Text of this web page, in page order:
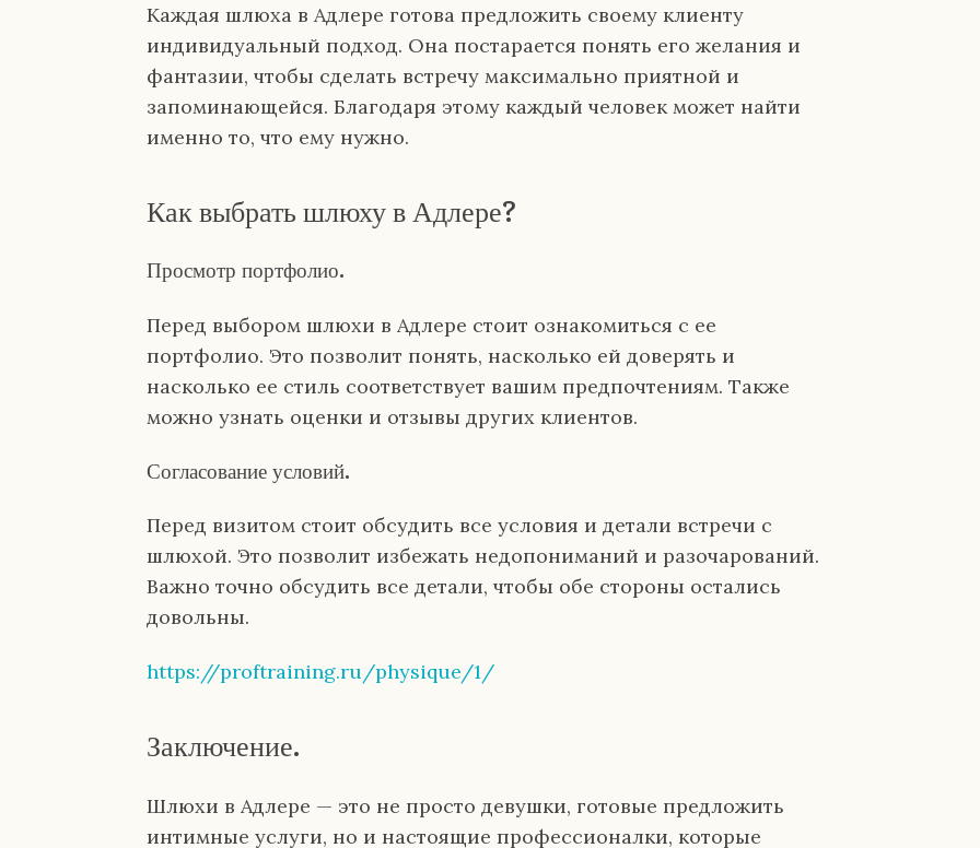
Каждая шлюха в Адлере готова предложить своему клиенту
индивидуальный подход. Она постарается понять его желания и
фантазии, чтобы сделать встречу максимально приятной и
запоминающейся. Благодаря этому каждый человек может найти
именно то, что ему нужно.
Как выбрать шлюху в Адлере?
Просмотр портфолио.
Перед выбором шлюхи в Адлере стоит ознакомиться с ее
портфолио. Это позволит понять, насколько ей доверять и
насколько ее стиль соответствует вашим предпочтениям. Также
можно узнать оценки и отзывы других клиентов.
Согласование условий.
Перед визитом стоит обсудить все условия и детали встречи с
шлюхой. Это позволит избежать недопониманий и разочарований.
Важно точно обсудить все детали, чтобы обе стороны остались
довольны.
https://proftraining.ru/physique/1/
Заключение.
Шлюхи в Адлере — это не просто девушки, готовые предложить
интимные услуги, но и настоящие профессионалки, которые